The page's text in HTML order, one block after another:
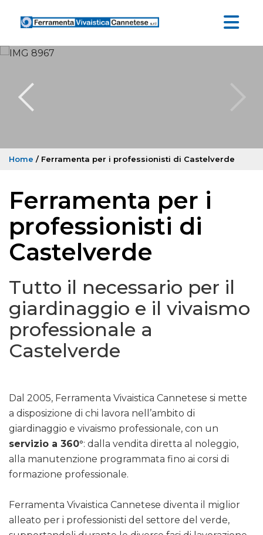
Home / Ferramenta per i professionisti di Castelverde
Ferramenta per i
professionisti di
Castelverde
Tutto il necessario per il
giardinaggio e il vivaismo
professionale a
Castelverde
Dal 2005, Ferramenta Vivaistica Cannetese si mette
a disposizione di chi lavora nell’ambito di
giardinaggio e vivaismo professionale, con un
servizio a 360°: dalla vendita diretta al noleggio,
alla manutenzione programmata fino ai corsi di
formazione professionale.
Ferramenta Vivaistica Cannetese diventa il miglior
alleato per i professionisti del settore del verde,